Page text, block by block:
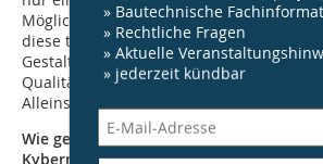
Möglichkeiten aufzeigen, die es im
diese thermodynamische Fassade auch
Gestaltungsspielräume öffnet, dass
Qualitäten entstehen können, dass man
Alleinstellungsmerkmal hat usw.
Wie geht es von hier aus weiter? Denken
Kybernetische architektonisch weiter?
» Bautechnische
» Rechtliche Fragen
» Aktuelle
» jederzeit kündbar